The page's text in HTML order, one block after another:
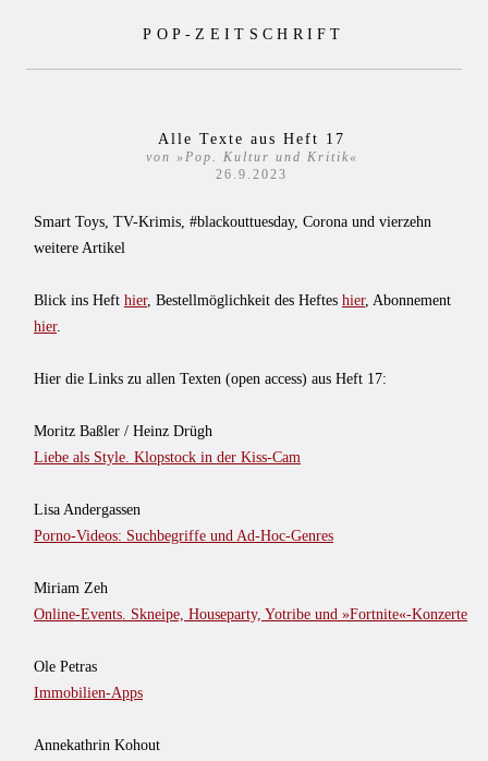
POP-ZEITSCHRIFT
Alle Texte aus Heft 17
von »Pop. Kultur und Kritik«
26.9.2023
Smart Toys, TV-Krimis, #blackouttuesday, Corona und vierzehn
weitere Artikel
Blick ins Heft hier, Bestellmöglichkeit des Heftes hier, Abonnement
hier.
Hier die Links zu allen Texten (open access) aus Heft 17:
Moritz Baßler / Heinz Drügh
Liebe als Style. Klopstock in der Kiss-Cam
Lisa Andergassen
Porno-Videos: Suchbegriffe und Ad-Hoc-Genres
Miriam Zeh
Online-Events. Skneipe, Houseparty, Yotribe und »Fortnite«-Konzerte
Ole Petras
Immobilien-Apps
Annekathrin Kohout